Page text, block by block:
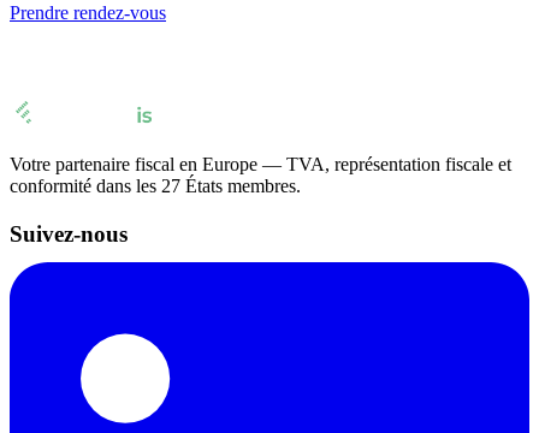
Prendre rendez-vous
Votre partenaire fiscal en Europe — TVA, représentation fiscale et
conformité dans les 27 États membres.
Suivez-nous